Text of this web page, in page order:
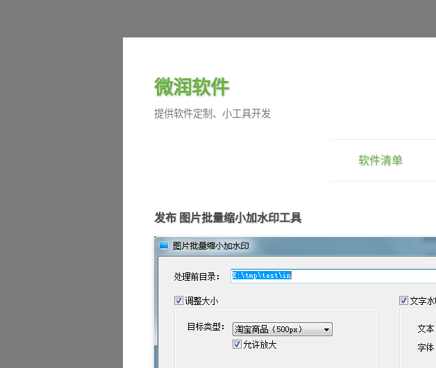
微润软件
提供软件定制、小工具开发
软件清单
发布 图片批量缩小加水印工具